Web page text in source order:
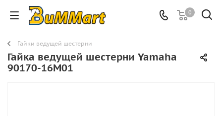
0
Гайки ведущей шестерни
Гайка ведущей шестерни Yamaha
90170-16M01